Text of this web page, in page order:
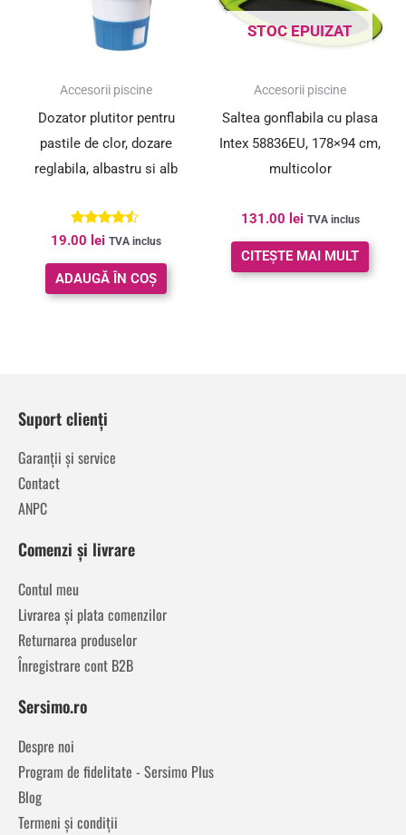
Accesorii piscine
Dozator plutitor pentru
pastile de clor, dozare
reglabila, albastru si alb
Evaluat la
4.33
din 5
19.00 lei TVA inclus
ADAUGĂ ÎN COȘ
STOC EPUIZAT
Accesorii piscine
Saltea gonflabila cu plasa
Intex 58836EU, 178×94 cm,
multicolor
131.00 lei TVA inclus
CITEȘTE MAI MULT
Suport clienți
Garanții și service
Contact
ANPC
Comenzi și livrare
Contul meu
Livrarea și plata comenzilor
Returnarea produselor
Înregistrare cont B2B
Sersimo.ro
Despre noi
Program de fidelitate - Sersimo Plus
Blog
Termeni și condiții